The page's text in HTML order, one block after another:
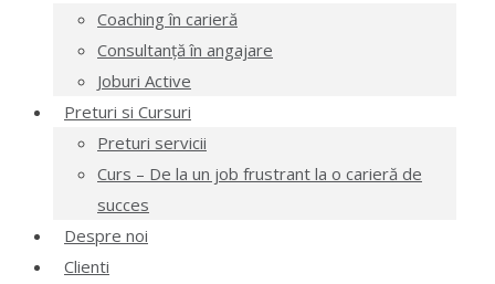
Coaching în carieră
Consultanță în angajare
Joburi Active
Preturi si Cursuri
Preturi servicii
Curs – De la un job frustrant la o carieră de
succes
Despre noi
Clienti